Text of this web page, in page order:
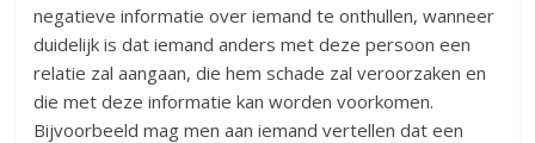
negatieve informatie over iemand te onthullen, wanneer
duidelijk is dat iemand anders met deze persoon een
relatie zal aangaan, die hem schade zal veroorzaken en
die met deze informatie kan worden voorkomen.
Bijvoorbeeld mag men aan iemand vertellen dat een